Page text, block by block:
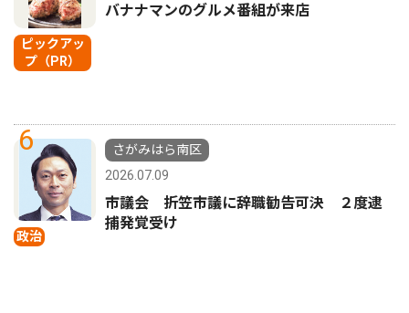
ピックアッ
プ（PR）
バナナマンのグルメ番組が来店
6
政治
さがみはら南区
2026.07.09
市議会 折笠市議に辞職勧告可決 ２度逮
捕発覚受け